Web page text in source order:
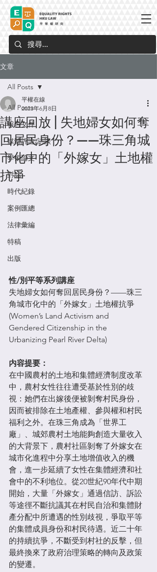
文章
All Posts
報告文件
媒體評論/訪談
學術論文
對話
時代紀錄
案例匯總
法律彙編
特稿
出版
All Posts
講座回放 | 失地婦女如何奪
回居民身份？——珠三角城
市化中的「外嫁女」土地權
抗爭
平權在線
2023年6月8日
性/別平等系列講座
失地婦女如何奪回居民身份？——珠三
角城市化中的「外嫁女」土地權抗爭
(Women’s Land Activism and
Gendered Citizenship in the
Urbanizing Pearl River Delta)
内容提要：
在中國農村的土地和集體經濟制度改革
中，農村女性往往遭受基於性別的歧
視：她們在出嫁後便被剝奪村民身份，
因而被排除在土地產權、參與權和村民
福利之外。在珠三角成為「世界工
廠」、城郊農村土地能夠創造大量收入
的大背景下，農村社區剝奪了外嫁女在
城市化進程中分享土地增值收入的機
會，進一步延續了女性在集體經濟和社
會中的不利地位。從20世紀90年代中期
開始，大量「外嫁女」通過信訪、訴訟
等途徑不斷抗議其在村民自治和集體財
產分配中所遭遇的性別歧視，爭取平等
的集體成員身份和村民待遇。近二十年
的持續抗爭，不斷受到村社的反擊，但
最終換來了政府治理策略的轉向及政策
的變遷。